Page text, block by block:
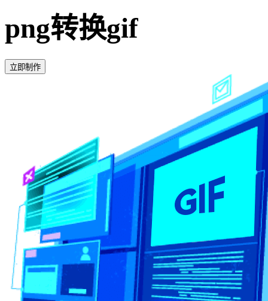
png转换gif
立即制作